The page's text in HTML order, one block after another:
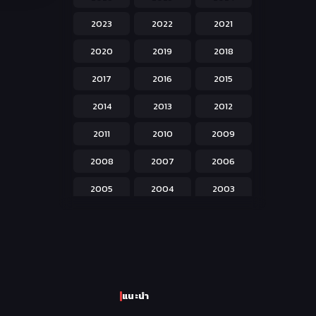
Hentai ลามก 42
Historical ประวัติศาสตร์
Horror หลอน
Isekai ต่างโลก 208
Josei สำหรับผู้หญิง
Kids สำหรับเด็ก 227
Magic เวทย์มนต์ 108
Martial Arts ศิลปะการต่อสู้ 38
Mystery ลึกลับ
2023 2022 2021
2020 2019 2018
2017 2016 2015
2014 2013 2012
2011 2010 2009
2008 2007 2006
2005 2004 2003
แนะนำ